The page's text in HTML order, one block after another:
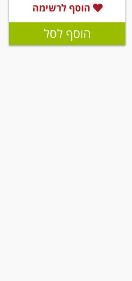
הוסף לרשימה
הוסף לסל